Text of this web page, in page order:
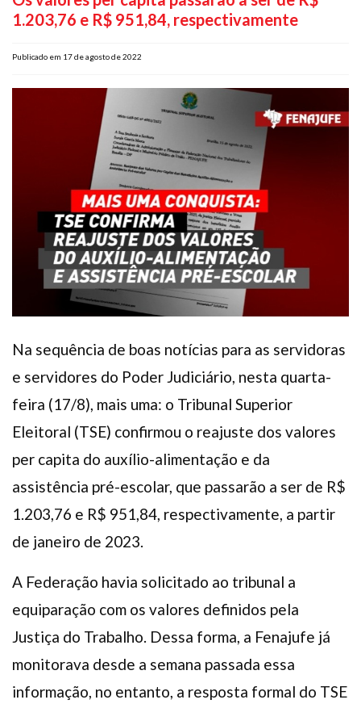
1.203,76 e R$ 951,84, respectivamente
Publicado em 17 de agosto de 2022
Na sequência de boas notícias para as servidoras
e servidores do Poder Judiciário, nesta quarta-
feira (17/8), mais uma: o Tribunal Superior
Eleitoral (TSE) confirmou o reajuste dos valores
per capita do auxílio-alimentação e da
assistência pré-escolar, que passarão a ser de R$
1.203,76 e R$ 951,84, respectivamente, a partir
de janeiro de 2023.
A Federação havia solicitado ao tribunal a
equiparação com os valores definidos pela
Justiça do Trabalho. Dessa forma, a Fenajufe já
monitorava desde a semana passada essa
informação, no entanto, a resposta formal do TSE
Plano de Saúde
Pós-graduação
FacebookInstagramTwitter YoutubeTikTok Whatsapp